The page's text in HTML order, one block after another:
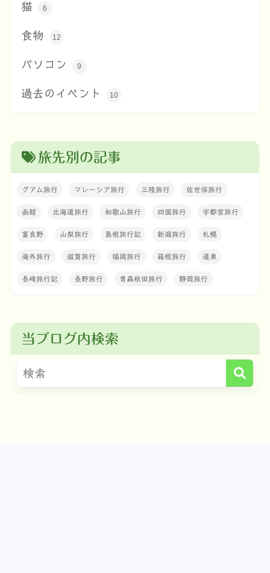
猫 6
食物 12
パソコン 9
過去のイベント 10
旅先別の記事
グアム旅行 マレーシア旅行 三陸旅行 佐世保旅行
函館 北海道旅行 和歌山旅行 四国旅行 宇都宮旅行
富良野 山梨旅行 島根旅行記 新潟旅行 札幌
海外旅行 滋賀旅行 福岡旅行 箱根旅行 道東
長崎旅行記 長野旅行 青森秋田旅行 静岡旅行
当ブログ内検索